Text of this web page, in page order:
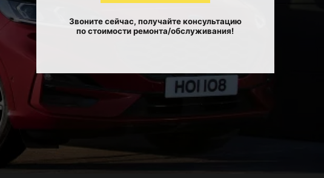
Звоните сейчас, получайте консультацию
по стоимости ремонта/обслуживания!